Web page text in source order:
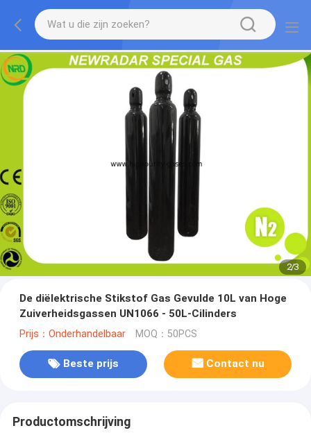
2/3
De diëlektrische Stikstof Gas Gevulde 10L van Hoge
Zuiverheidsgassen UN1066 - 50L-Cilinders
Prijs：Onderhandelbaar MOQ：50PCS
Beste prijs Contact nu
Productomschrijving